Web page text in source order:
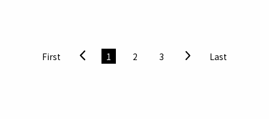
更僅剩2.6，幾乎失去正常運送氧氣的能力。談到這段與病
魔搏鬥的日子，沈玉琳坦言至今仍心有餘悸，自嘲若當時再
First 1 2 3 Last